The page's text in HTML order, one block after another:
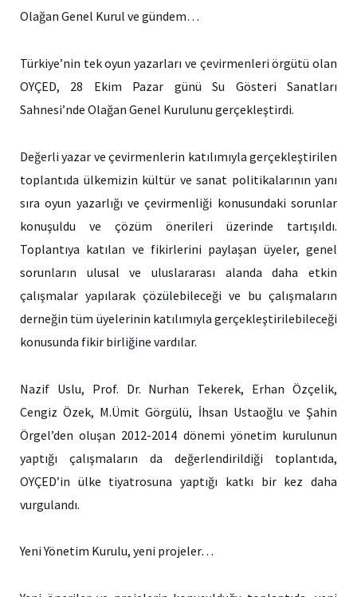
Olağan Genel Kurul ve gündem…
Türkiye’nin tek oyun yazarları ve çevirmenleri örgütü olan
OYÇED, 28 Ekim Pazar günü Su Gösteri Sanatları
Sahnesi’nde Olağan Genel Kurulunu gerçekleştirdi.
Değerli yazar ve çevirmenlerin katılımıyla gerçekleştirilen
toplantıda ülkemizin kültür ve sanat politikalarının yanı
sıra oyun yazarlığı ve çevirmenliği konusundaki sorunlar
konuşuldu ve çözüm önerileri üzerinde tartışıldı.
Toplantıya katılan ve fikirlerini paylaşan üyeler, genel
sorunların ulusal ve uluslararası alanda daha etkin
çalışmalar yapılarak çözülebileceği ve bu çalışmaların
derneğin tüm üyelerinin katılımıyla gerçekleştirilebileceği
konusunda fikir birliğine vardılar.
Nazif Uslu, Prof. Dr. Nurhan Tekerek, Erhan Özçelik,
Cengiz Özek, M.Ümit Görgülü, İhsan Ustaoğlu ve Şahin
Örgel’den oluşan 2012-2014 dönemi yönetim kurulunun
yaptığı çalışmaların da değerlendirildiği toplantıda,
OYÇED’in ülke tiyatrosuna yaptığı katkı bir kez daha
vurgulandı.
Yeni Yönetim Kurulu, yeni projeler…